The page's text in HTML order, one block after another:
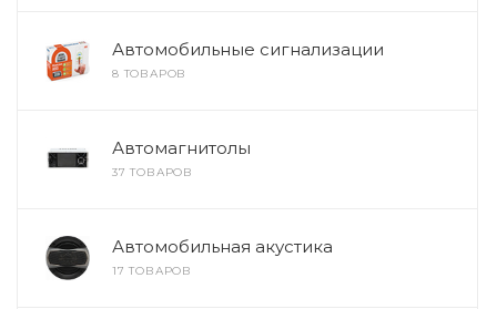
Автомобильные сигнализации
8 ТОВАРОВ
Автомагнитолы
37 ТОВАРОВ
Автомобильная акустика
17 ТОВАРОВ